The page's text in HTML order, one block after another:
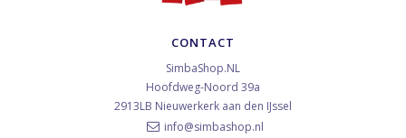
CONTACT
SimbaShop.NL
Hoofdweg-Noord 39a
2913LB Nieuwerkerk aan den IJssel
info@simbashop.nl